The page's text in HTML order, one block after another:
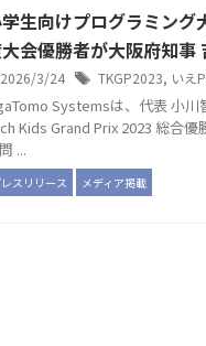
生向けプログラミン
会優勝者が大阪府知事
2026/3/24 TKGP2023, いえ
Systemsは、代表 小川
Kids Grand Prix 2023 総合
...
スリリース メディア掲載